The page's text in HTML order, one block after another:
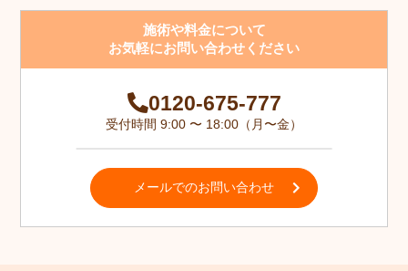
施術や料金について
お気軽にお問い合わせください
0120-675-777
受付時間 9:00 〜 18:00（月〜金）
メールでのお問い合わせ